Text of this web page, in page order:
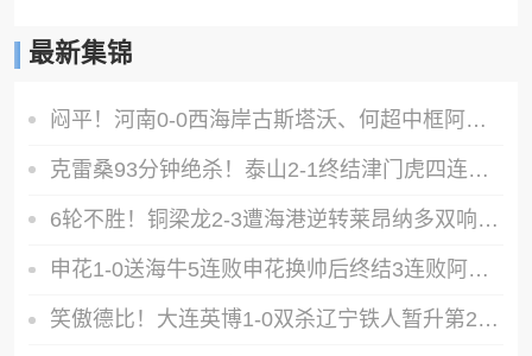
最新集锦
闷平！河南0-0西海岸古斯塔沃、何超中框阿布拉汗替补席染红
克雷桑93分钟绝杀！泰山2-1终结津门虎四连胜，刘洋、哈达斯破门
6轮不胜！铜梁龙2-3遭海港逆转莱昂纳多双响海港甩开降级区7分
申花1-0送海牛5连败申花换帅后终结3连败阿苏埃助攻徐皓阳制胜
笑傲德比！大连英博1-0双杀辽宁铁人暂升第2斯坦丘远射制胜